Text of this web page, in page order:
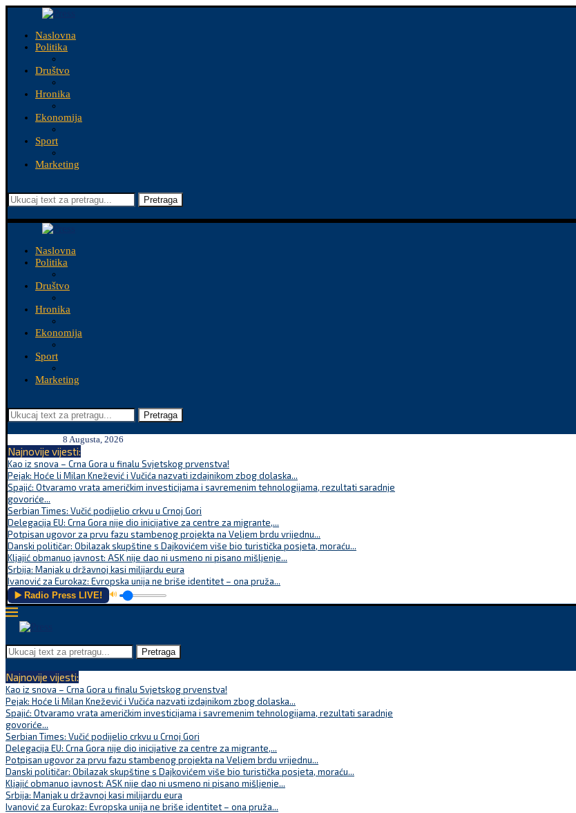
Naslovna
Politika
Društvo
Hronika
Ekonomija
Sport
Marketing
Pretraga
Naslovna
Politika
Društvo
Hronika
Ekonomija
Sport
Marketing
Pretraga
8 Augusta, 2026
Najnovije vijesti:
Kao iz snova – Crna Gora u finalu Svjetskog prvenstva!
Pejak: Hoće li Milan Knežević i Vučića nazvati izdajnikom zbog dolaska...
Spajić: Otvaramo vrata američkim investicijama i savremenim tehnologijama, rezultati saradnje
govoriće...
Serbian Times: Vučić podijelio crkvu u Crnoj Gori
Delegacija EU: Crna Gora nije dio inicijative za centre za migrante,...
Potpisan ugovor za prvu fazu stambenog projekta na Veljem brdu vrijednu...
Danski političar: Obilazak skupštine s Dajkovićem više bio turistička posjeta, moraću...
Kljajić obmanuo javnost: ASK nije dao ni usmeno ni pisano mišljenje...
Srbija: Manjak u državnoj kasi milijardu eura
Ivanović za Eurokaz: Evropska unija ne briše identitet – ona pruža...
▶️ Radio Press LIVE! 🔊
Pretraga
Najnovije vijesti:
Kao iz snova – Crna Gora u finalu Svjetskog prvenstva!
Pejak: Hoće li Milan Knežević i Vučića nazvati izdajnikom zbog dolaska...
Spajić: Otvaramo vrata američkim investicijama i savremenim tehnologijama, rezultati saradnje
govoriće...
Serbian Times: Vučić podijelio crkvu u Crnoj Gori
Delegacija EU: Crna Gora nije dio inicijative za centre za migrante,...
Potpisan ugovor za prvu fazu stambenog projekta na Veljem brdu vrijednu...
Danski političar: Obilazak skupštine s Dajkovićem više bio turistička posjeta, moraću...
Kljajić obmanuo javnost: ASK nije dao ni usmeno ni pisano mišljenje...
Srbija: Manjak u državnoj kasi milijardu eura
Ivanović za Eurokaz: Evropska unija ne briše identitet – ona pruža...